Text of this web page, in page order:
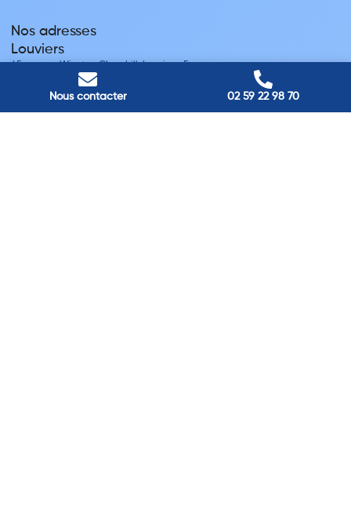
Nous contacter 02 59 22 98 70
Nos adresses
Louviers
45 avenue Winston Churchill, Louviers, France
Pont-Audemer
9 Rue du Président Georges Pompidou, Pont-Audemer, France
Rouen